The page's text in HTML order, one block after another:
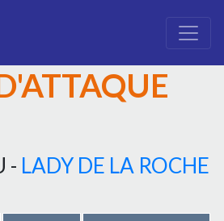
- LADY DE LA ROCHE